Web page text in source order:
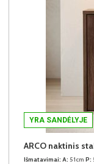
YRA SANDĖLYJE
ARCO naktinis
Išmatavimai: A: 51cm P: